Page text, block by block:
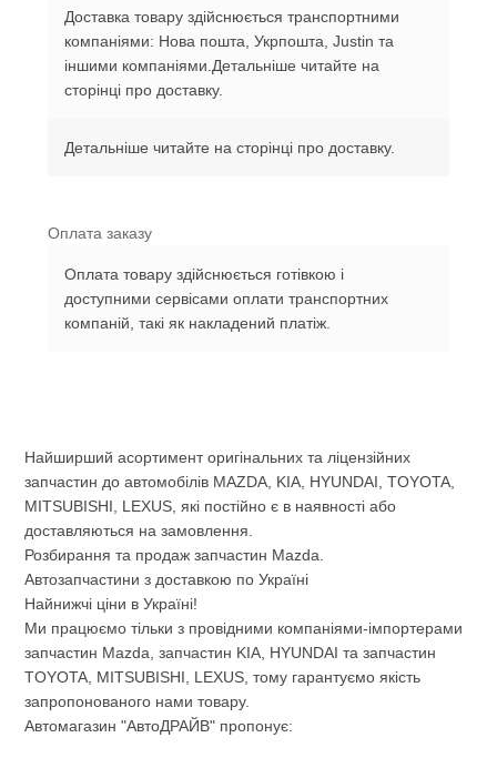
Доставка товару здійснюється транспортними
компаніями: Нова пошта, Укрпошта, Justin та
іншими компаніями.Детальніше читайте на
сторінці про доставку.
Детальніше читайте на сторінці про доставку.
Оплата заказу
Оплата товару здійснюється готівкою і
доступними сервісами оплати транспортних
компаній, такі як накладений платіж.
Найширший асортимент оригінальних та ліцензійних
запчастин до автомобілів MAZDA, KIA, HYUNDAI, TOYOTA,
MITSUBISHI, LEXUS, які постійно є в наявності або
доставляються на замовлення.
Розбирання та продаж запчастин Mazda.
Автозапчастини з доставкою по Україні
Найнижчі ціни в Україні!
Ми працюємо тільки з провідними компаніями-імпортерами
запчастин Mazda, запчастин KIA, HYUNDAI та запчастин
TOYOTA, MITSUBISHI, LEXUS, тому гарантуємо якість
запропонованого нами товару.
Автомагазин "АвтоДРАЙВ" пропонує: